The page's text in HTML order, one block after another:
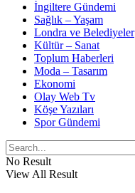
İngiltere Gündemi
Sağlık – Yaşam
Londra ve Belediyeler
Kültür – Sanat
Toplum Haberleri
Moda – Tasarım
Ekonomi
Olay Web Tv
Köşe Yazıları
Spor Gündemi
No Result
View All Result